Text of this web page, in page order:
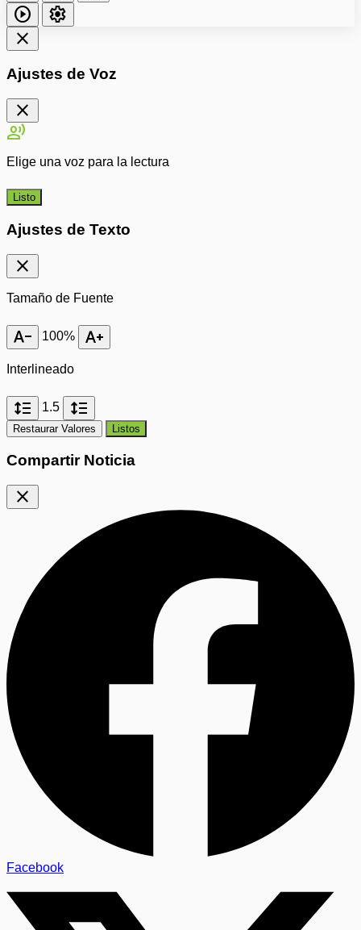
play_circle
settings
close
Ajustes de Voz
close
record_voice_over
Elige una voz para la lectura
Listo
Ajustes de Texto
close
Tamaño de Fuente
text_decrease 100% text_increase
Interlineado
format_line_spacing 1.5 format_line_spacing
Restaurar Valores Listos
Compartir Noticia
close
Facebook